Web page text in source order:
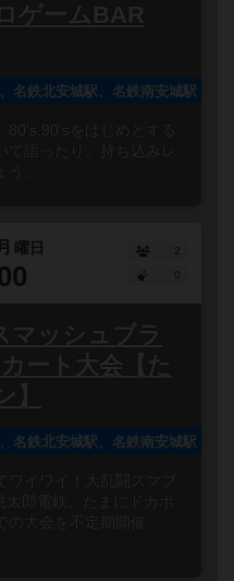
ゲームBAR
名鉄北安城駅、名鉄南安城駅
80's,90'sをはじめとする
て語ったり、持ち込みレ
月 曜日
2
マッシュブラ
ート大会【た
】
名鉄北安城駅、名鉄南安城駅
ワイワイ！大乱闘スマブ
郎電鉄、たまにドカポ
大会を不定期開催